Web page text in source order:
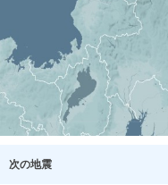
次の地震